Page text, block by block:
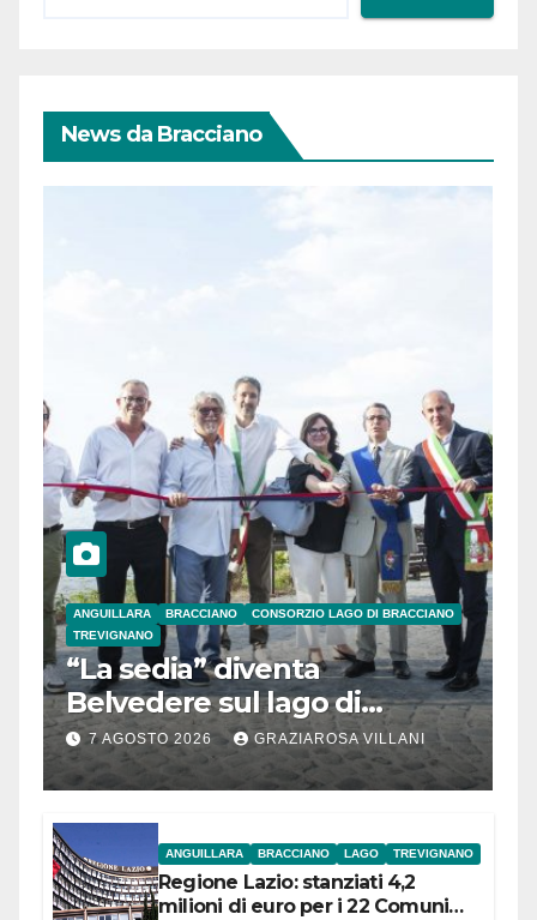
News da Bracciano
ANGUILLARA BRACCIANO
CONSORZIO LAGO DI BRACCIANO
TREVIGNANO
“La sedia” diventa
Belvedere sul lago di
Bracciano: ieri
l’inaugurazione
7 AGOSTO 2026 GRAZIAROSA VILLANI
ANGUILLARA BRACCIANO LAGO TREVIGNANO
Regione Lazio: stanziati 4,2
milioni di euro per i 22 Comuni